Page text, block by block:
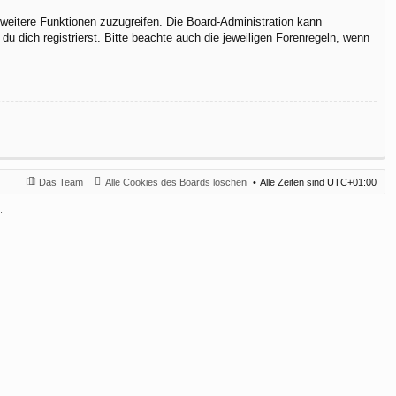
Funktionen zuzugreifen. Die Board-Administration kann
dich registrierst. Bitte beachte auch die jeweiligen Forenregeln, wenn
Alle Zeiten sind UTC+01:00
Alle Cookies des Boards löschen
Das Team